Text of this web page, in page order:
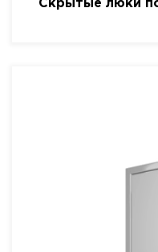
Скрытые люки